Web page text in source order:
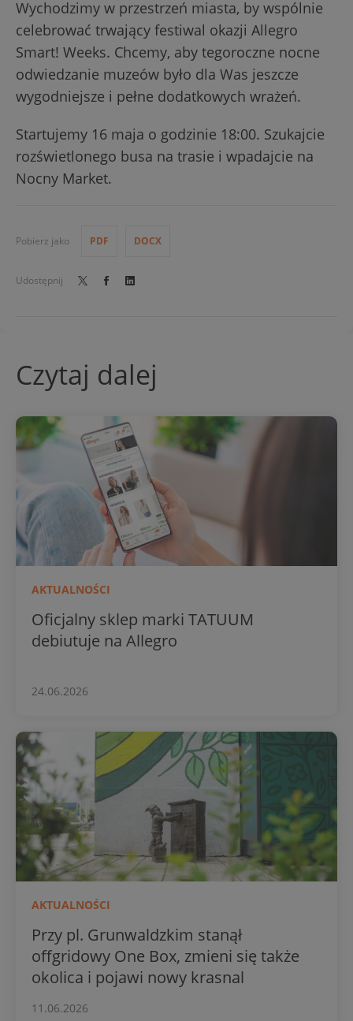
Wychodzimy w przestrzeń miasta, by wspólnie
celebrować trwający festiwal okazji Allegro
Smart! Weeks. Chcemy, aby tegoroczne nocne
odwiedzanie muzeów było dla Was jeszcze
wygodniejsze i pełne dodatkowych wrażeń.
Startujemy 16 maja o godzinie 18:00. Szukajcie
rozświetlonego busa na trasie i wpadajcie na
Nocny Market.
Pobierz jako PDF DOCX
Udostępnij
Czytaj dalej
AKTUALNOŚCI
Oficjalny sklep marki TATUUM
debiutuje na Allegro
24.06.2026
AKTUALNOŚCI
Przy pl. Grunwaldzkim stanął
offgridowy One Box, zmieni się także
okolica i pojawi nowy krasnal
11.06.2026